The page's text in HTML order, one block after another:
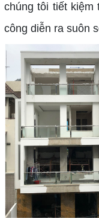
chúng tôi tiết kiệm
công diễn ra suôn